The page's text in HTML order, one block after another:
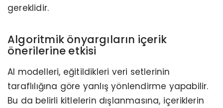
gereklidir.
Algoritmik önyargıların içerik
önerilerine etkisi
AI modelleri, eğitildikleri veri setlerinin
taraflılığına göre yanlış yönlendirme yapabilir.
Bu da belirli kitlelerin dışlanmasına, içeriklerin